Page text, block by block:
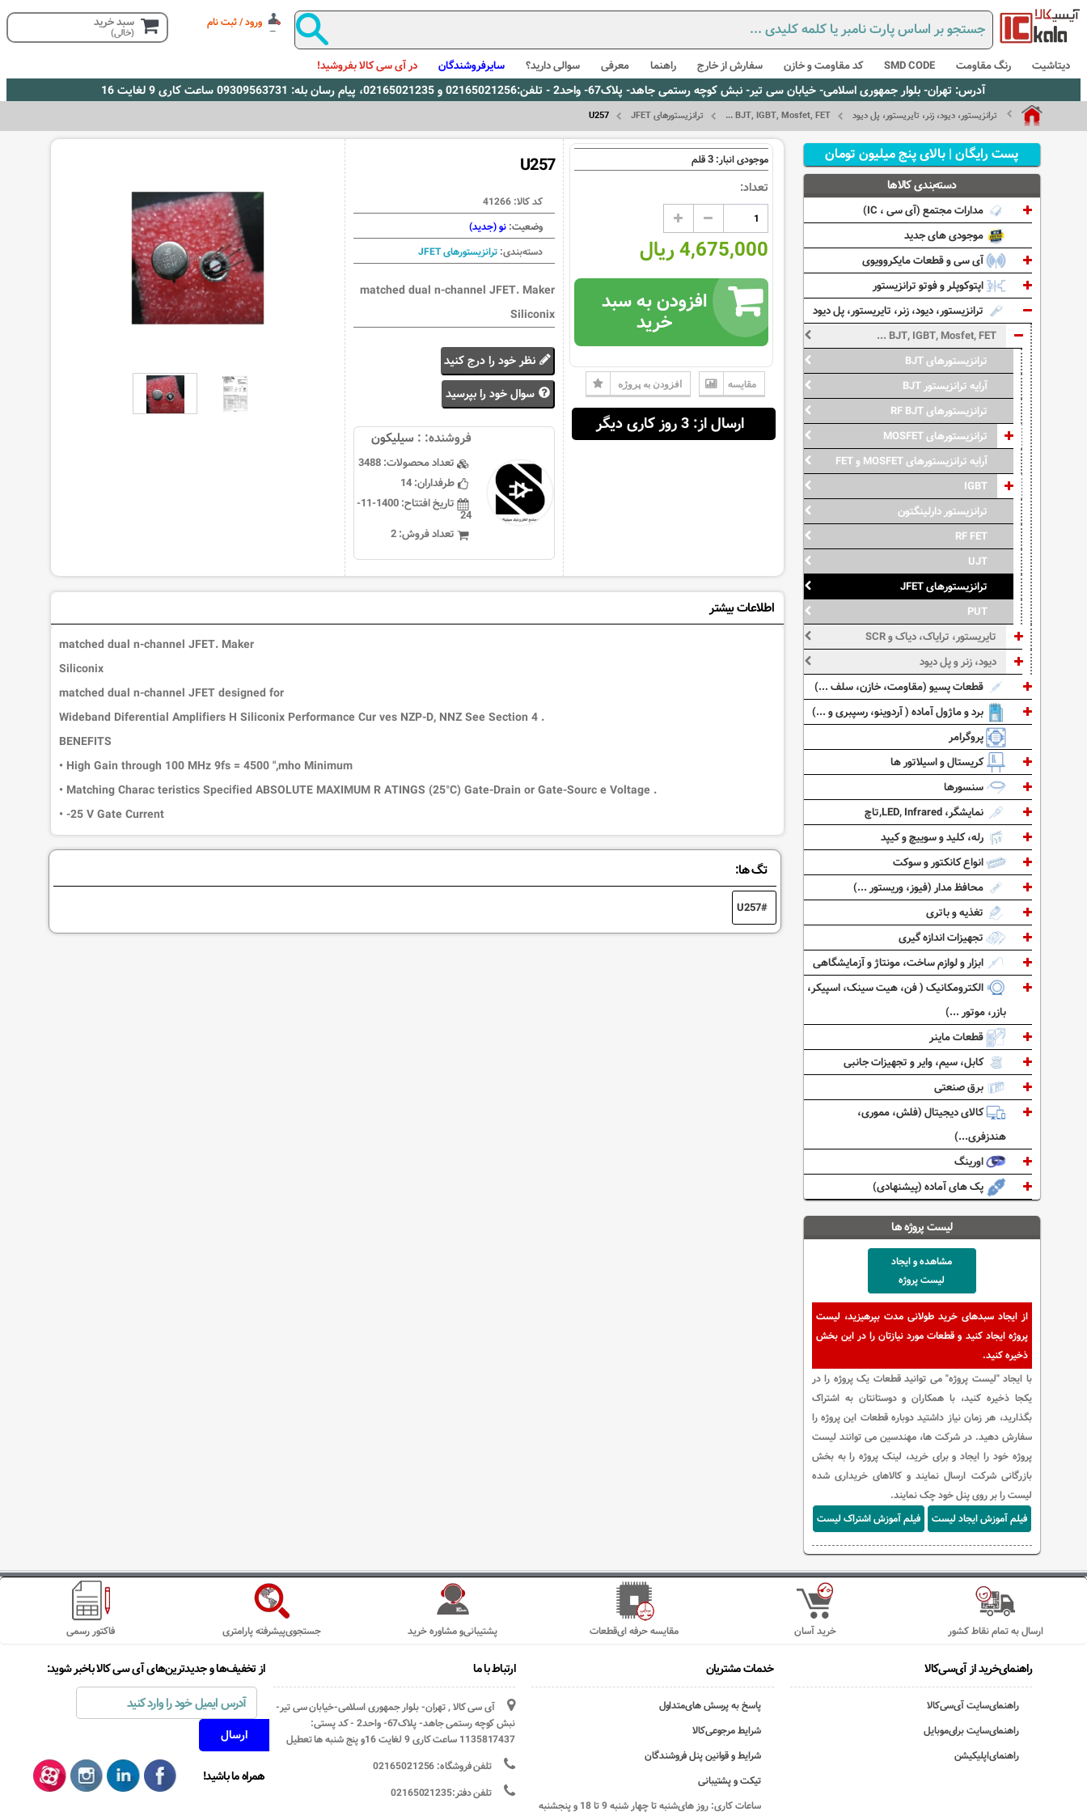
ورود / ثبت نام سبد خرید
(خالی)
دیتاشیت رنگ مقاومت SMD CODE کد مقاومت و خازن سفارش از خارج راهنما معرفی سوالی دارید؟ سایرفروشندگان در آی سی کالا بفروشید!
آدرس: تهران- بلوار جمهوری اسلامی- خیابان سی تیر- نبش کوچه رستمی جاهد- پلاک67- واحد2 - تلفن:02165021256 و 02165021235، پیام رسان بله: 09309563731 ساعت کاری 9 لغایت 16
ترانزیستور، دیود، زنر، تایریستور، پل دیود BJT, IGBT, Mosfet, FET ... ترانزیستورهای JFET U257
U257
کد کالا: 41266
وضعیت: نو (جدید)
دسته‌بندی: ترانزیستورهای JFET
matched dual n-channel JFET. Maker
Siliconix
نظر خود را درج کنید
سوال خود را بپرسید
فروشنده: : سيليكون
تعداد محصولات:3488
طرفداران:14
تاریخ افتتاح:
1400-11-
24
تعداد فروش:2
موجودی انبار:3قلم
تعداد:
4,675,000 ریال
افزودن به سبد
خرید
مقایسه افزودن به پروژه
ارسال از: 3 روز کاری دیگر
اطلاعات بیشتر
matched dual n-channel JFET. Maker
Siliconix
matched dual n-channel JFET designed for
Wideband Diferential Amplifiers H Siliconix Performance Cur ves NZP-D, NNZ See Section 4 .
BENEFITS
• High Gain through 100 MHz 9fs = 4500 ",mho Minimum
• Matching Charac teristics Specified ABSOLUTE MAXIMUM R ATINGS (25°C) Gate-Drain or Gate-Sourc e Voltage .
• -25 V Gate Current
تگ ها:
U257
پست رایگان | بالای پنج میلیون تومان
دسته‌بندی کالاها
مدارات مجتمع (آی سی ، IC)
موجودی های جدید
آی سی و قطعات مایکروویوی
اپتوکوپلر و فوتو ترانزیستور
ترانزیستور، دیود، زنر، تایریستور، پل دیود
BJT, IGBT, Mosfet, FET ...
ترانزیستورهای BJT
آرایه ترانزیستور BJT
ترانزیستورهای RF BJT
ترانزیستورهای MOSFET
آرایه ترانزیستورهای MOSFET و FET
IGBT
ترانزیستور دارلینگتون
RF FET
UJT
ترانزیستورهای JFET
PUT
تایریستور، ترایاک، دیاک و SCR
دیود، زنر و پل دیود
قطعات پسیو (مقاومت، خازن، سلف ...)
برد و ماژول آماده ( آردوینو، رسپبری و ...)
پروگرامر
کریستال و اسیلاتور ها
سنسورها
نمایشگر، LED, Infrared,تاچ
رله، کلید و سوییچ و کیپد
انواع کانکتور و سوکت
محافظ مدار (فیوز، وریستور ...)
تغذیه و باتری
تجهیزات اندازه گیری
ابزار و لوازم ساخت، مونتاژ و آزمایشگاهی
الکترومکانیک ( فن، هیت سینک، اسپیکر،
بازر، موتور ...)
قطعات ماینر
کابل، سیم، وایر و تجهیزات جانبی
برق صنعتی
کالای دیجیتال (فلش، مموری،
هندزفری...)
اورینگ
پک های آماده (پیشنهادی)
لیست پروژه ها
مشاهده و ایجاد
لیست پروژه
از ایجاد سبدهای خرید طولانی مدت بپرهیزید، لیست
پروژه ایجاد کنید و قطعات مورد نیازتان را در این بخش
ذخیره کنید.
با ایجاد "لیست پروژه" می توانید قطعات یک پروژه را در
یکجا ذخیره کنید، با همکاران و دوستانتان به اشتراک
بگذارید، هر زمان نیاز داشتید دوباره قطعات این پروژه را
سفارش دهید. در شرکت ها، مهندسین می توانند لیست
پروژه خود را ایجاد و برای خرید، لینک پروژه را به بخش
بازرگانی شرکت ارسال نمایند و کالاهای خریداری شده
لیست را بر روی پنل خود چک نمایند.
فیلم آموزش ایجاد لیست
فیلم آموزش اشتراک لیست
فاکتور رسمی جستجوی‌پیشرفته پارامتری پشتیبانی‌و مشاوره خرید مقایسه حرفه ای‌قطعات خرید آسان ارسال به تمام نقاط کشور
راهنمای‌خرید از آی‌سی‌کالا
راهنمای‌سایت آی‌سی‌کالا
راهنمای‌سایت برای‌موبایل
راهنمای‌اپلیکیشن
خدمات مشتریان
پاسخ به پرسش های‌متداول
شرایط مرجوعی‌کالا
شرایط و قوانین پنل فروشندگان
تیکت و پشتیبانی
ساعات کاری: روز های‌شنبه تا چهار شنبه 9 تا 18 و پنجشنبه
ارتباط با ما
آی سی کالا , تهران- بلوار جمهوری اسلامی-خیابان سی تیر-
نبش کوچه رستمی جاهد- پلاک67- واحد2 - کد پستی:
1135817437 ساعت کاری 9 لغایت 16و پنج شنبه ها تعطیل
تلفن فروشگاه: 02165021256
تلفن دفتر:02165021235
از تخفیف‌ها و جدیدترین‌های آی سی کالا باخبر شوید:
همراه ما باشید!